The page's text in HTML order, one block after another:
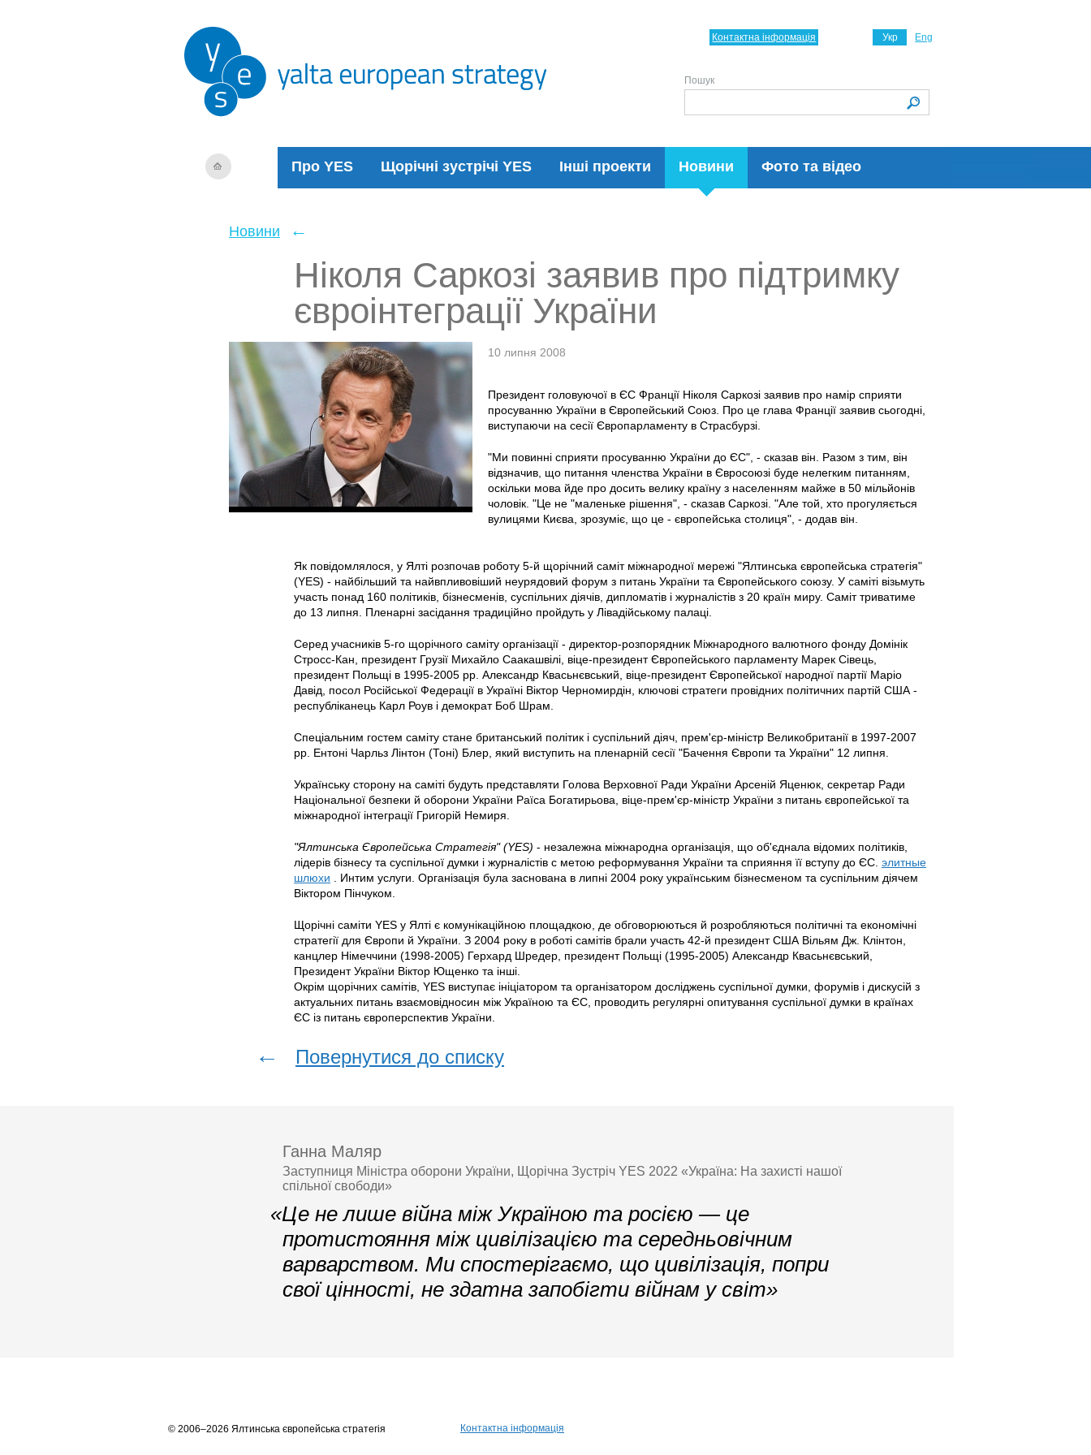
Про YES Щорічні зустрічі YES Інші проекти Новини Фото та відео
Укр Eng
Контактна інформація
Пошук
Новини ←
Ніколя Саркозі заявив про підтримку
євроінтеграції України
10 липня 2008
Президент головуючої в ЄС Франції Ніколя Саркозі заявив про намір сприяти
просуванню України в Європейський Союз. Про це глава Франції заявив сьогодні,
виступаючи на сесії Європарламенту в Страсбурзі.
"Ми повинні сприяти просуванню України до ЄС", - сказав він. Разом з тим, він
відзначив, що питання членства України в Євросоюзі буде нелегким питанням,
оскільки мова йде про досить велику країну з населенням майже в 50 мільйонів
чоловік. "Це не "маленьке рішення", - сказав Саркозі. "Але той, хто прогуляється
вулицями Києва, зрозуміє, що це - європейська столиця", - додав він.
Як повідомлялося, у Ялті розпочав роботу 5-й щорічний саміт міжнародної мережі "Ялтинська європейська стратегія"
(YES) - найбільший та найвпливовіший неурядовий форум з питань України та Європейського союзу. У саміті візьмуть
участь понад 160 політиків, бізнесменів, суспільних діячів, дипломатів і журналістів з 20 країн миру. Саміт триватиме
до 13 липня. Пленарні засідання традиційно пройдуть у Лівадійському палаці.
Серед учасників 5-го щорічного саміту організації - директор-розпорядник Міжнародного валютного фонду Домінік
Стросс-Кан, президент Грузії Михайло Саакашвілі, віце-президент Європейського парламенту Марек Сівець,
президент Польщі в 1995-2005 рр. Александр Квасьнєвський, віце-президент Європейської народної партії Маріо
Давід, посол Російської Федерації в Україні Віктор Черномирдін, ключові стратеги провідних політичних партій США -
республіканець Карл Роув і демократ Боб Шрам.
Спеціальним гостем саміту стане британський політик і суспільний діяч, прем'єр-міністр Великобританії в 1997-2007
рр. Ентоні Чарльз Лінтон (Тоні) Блер, який виступить на пленарній сесії "Бачення Європи та України" 12 липня.
Українську сторону на саміті будуть представляти Голова Верховної Ради України Арсеній Яценюк, секретар Ради
Національної безпеки й оборони України Раїса Богатирьова, віце-прем'єр-міністр України з питань європейської та
міжнародної інтеграції Григорій Немиря.
"Ялтинська Європейська Стратегія" (YES) - незалежна міжнародна організація, що об'єднала відомих політиків,
лідерів бізнесу та суспільної думки і журналістів c метою реформування України та сприяння її вступу до ЄС. элитные
шлюхи . Интим услуги. Організація була заснована в липні 2004 року українським бізнесменом та суспільним діячем
Віктором Пінчуком.
Щорічні саміти YES у Ялті є комунікаційною площадкою, де обговорюються й розробляються політичні та економічні
стратегії для Європи й України. З 2004 року в роботі самітів брали участь 42-й президент США Вільям Дж. Клінтон,
канцлер Німеччини (1998-2005) Герхард Шредер, президент Польщі (1995-2005) Александр Квасьнєвський,
Президент України Віктор Ющенко та інші.
Окрім щорічних самітів, YES виступає ініціатором та організатором досліджень суспільної думки, форумів і дискусій з
актуальних питань взаємовідносин між Україною та ЄС, проводить регулярні опитування суспільної думки в країнах
ЄС із питань європерспектив України.
← Повернутися до списку
Ганна Маляр
Заступниця Міністра оборони України, Щорічна Зустріч YES 2022 «Україна: На захисті нашої
спільної свободи»
«Це не лише війна між Україною та росією — це
протистояння між цивілізацією та середньовічним
варварством. Ми спостерігаємо, що цивілізація, попри
свої цінності, не здатна запобігти війнам у світ»
© 2006–2026 Ялтинська європейська стратегія Контактна інформація